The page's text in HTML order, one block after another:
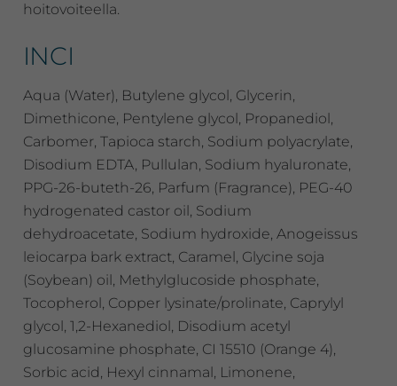
hoitovoiteella.
INCI
Aqua (Water), Butylene glycol, Glycerin,
Dimethicone, Pentylene glycol, Propanediol,
Carbomer, Tapioca starch, Sodium polyacrylate,
Disodium EDTA, Pullulan, Sodium hyaluronate,
PPG-26-buteth-26, Parfum (Fragrance), PEG-40
hydrogenated castor oil, Sodium
dehydroacetate, Sodium hydroxide, Anogeissus
leiocarpa bark extract, Caramel, Glycine soja
(Soybean) oil, Methylglucoside phosphate,
Tocopherol, Copper lysinate/prolinate, Caprylyl
glycol, 1,2-Hexanediol, Disodium acetyl
glucosamine phosphate, CI 15510 (Orange 4),
Sorbic acid, Hexyl cinnamal, Limonene,